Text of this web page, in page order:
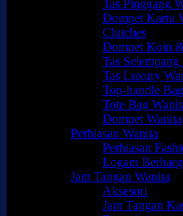
Tas Pinggang
Dompet Kartu
Clutches
Dompet Koin
Tas
Tas Luxury
Top-handle Bag
Tote Bag
Dompet Wanita
Perhiasan Wanita
Perhiasan
Logam
Jam Tangan Wanita
Aksesori
Jam Tangan